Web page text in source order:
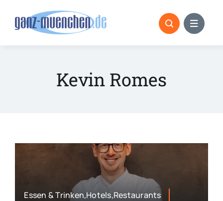
Kevin Romes
Essen & Trinken,Hotels,Restaurants